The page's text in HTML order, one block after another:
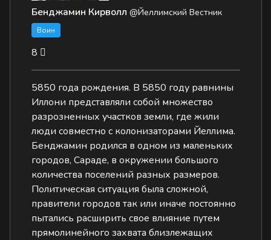
Бенджамин Кирволл @Йеллимский Вестник
Воин
8
5850 года рождения. В 5850 году равнины
Иллони представляли собой множество
разрозненных участков земли, где жили
люди совместно с колонизаторами Йеллима.
Бенджамин родился в одном из маленьких
городов, Сараде, в окружении большого
количества поселений разных размеров.
Политическая ситуация была сложной,
правители городов так или иначе постоянно
пытались расширить свое влияние путем
прямолинейного захвата близлежащих